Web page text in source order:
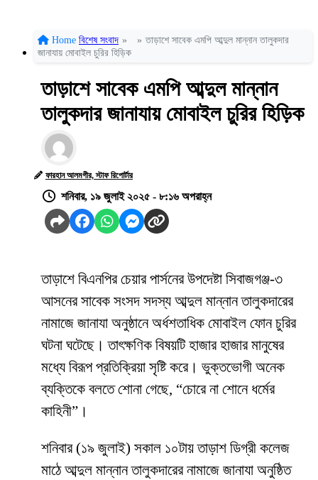
Home বিশেষ সংবাদ » » তাড়াশে সাবেক এমপি আব্দুল মান্নান তালুকদার
জানাযায় মোবাইল চুরির হিড়িক
তাড়াশে সাবেক এমপি আব্দুল মান্নান
তালুকদার জানাযায় মোবাইল চুরির হিড়িক
ফারহান আলমগীর, স্টাফ রিপোর্টার
শনিবার, ১৯ জুলাই ২০২৫ - ৮:১৬ অপরাহ্ন
তাড়াশে বিএনপির চেয়ার পার্সনের উপদেষ্টা সিবাজগঞ্জ-৩
আসনের সাবেক সংসদ সদস্য আব্দুল মান্নান তালুকদারের
নামাজে জানাযা অনুষ্ঠানে অর্ধশতাধিক মোবাইল ফোন চুরির
ঘটনা ঘটেছে। তাৎক্ষণিক বিষয়টি হাজার হাজার মানুষের
মধ্যে বিরূপ প্রতিক্রিয়া সৃষ্টি করে। ভুক্তভোগী অনেক
ব্যক্তিকে বলতে শোনা গেছে, “চোরে না শোনে ধর্মের
কাহিনী”।
শনিবার (১৯ জুলাই) সকাল ১০টায় তাড়াশ ডিগ্রী কলেজ
মাঠে আব্দুল মান্নান তালুকদারের নামাজে জানাযা অনুষ্ঠিত